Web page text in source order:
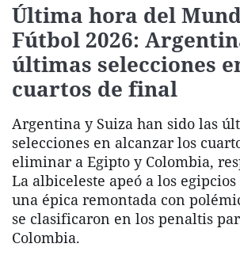
Última hora del
Fútbol 2026:
últimas selecciones
cuartos de final
Argentina y Suiza han sido las
selecciones en alcanzar los
eliminar a Egipto y Colombia,
La albiceleste apeó a los egipcios
una épica remontada con
se clasificaron en los penaltis
Colombia.